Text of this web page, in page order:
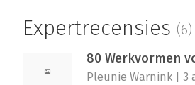
Expertrecensies (6)
80 Werkvormen
Pleunie Warnink | 3